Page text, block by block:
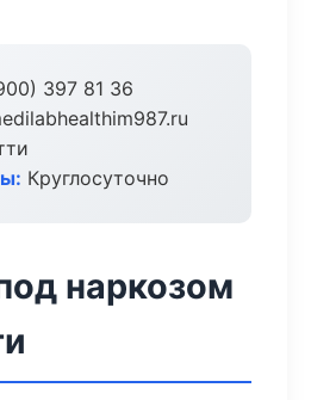
397 81 36
Круглосуточно
наркозом